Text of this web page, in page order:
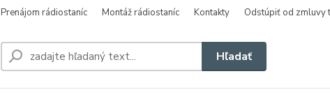
Prenájom rádiostaníc Montáž rádiostaníc Kontakty Odstúpiť od zmluvy
Hľadať